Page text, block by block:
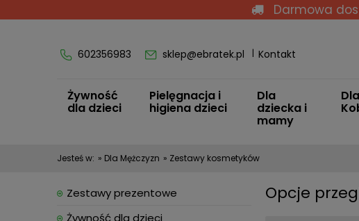
Darmowa
602356983 sklep@ebratek.pl Kontakt
Żywność
dla dzieci
Pielęgnacja i
higiena dzieci
Dla
dziecka i
mamy
Dla
Jesteś w: » Dla Mężczyzn » Zestawy kosmetyków
Zestawy prezentowe
Żywność dla dzieci
Opcje